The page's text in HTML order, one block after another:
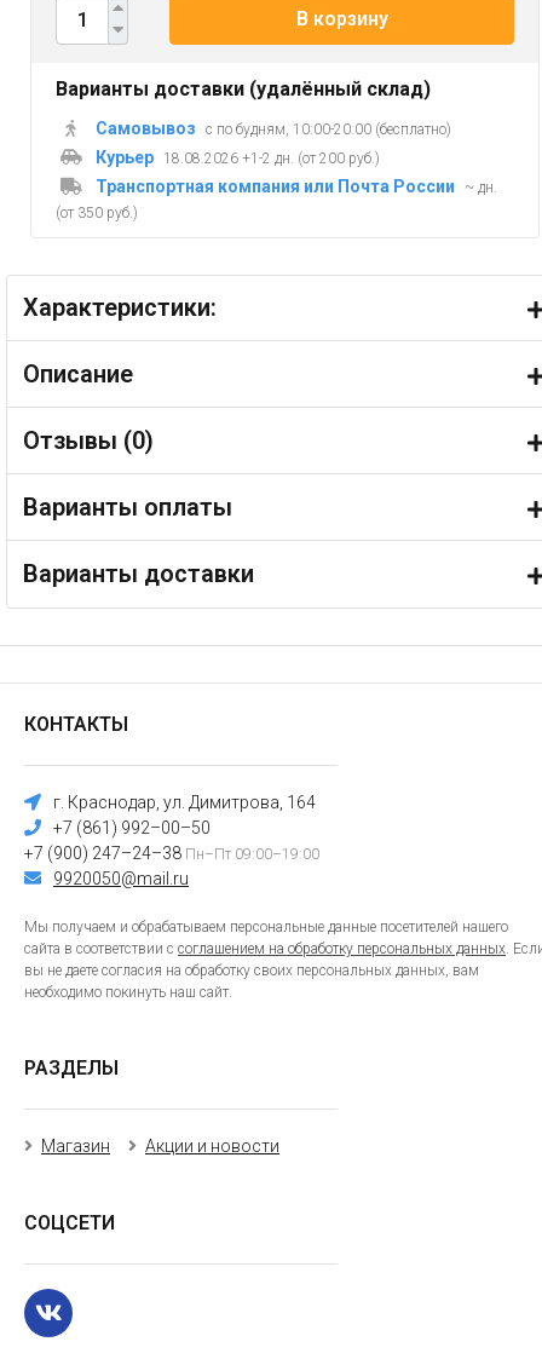
В корзину
Варианты доставки (удалённый склад)
Самовывоз с по будням, 10:00-20:00 (бесплатно)
Курьер 18.08.2026 +1-2 дн. (от 200 руб.)
Транспортная компания или Почта России
~ дн.
(от 350 руб.)
Характеристики:
Описание
Отзывы (0)
Варианты оплаты
Варианты доставки
КОНТАКТЫ
г. Краснодар, ул. Димитрова, 164
+7 (861) 992–00–50
+7 (900) 247–24–38 Пн–Пт 09:00–19:00
9920050@mail.ru
Мы получаем и обрабатываем персональные данные посетителей нашего
сайта в соответствии с соглашением на обработку персональных данных.
вы не даете согласия на обработку своих персональных данных, вам
необходимо покинуть наш сайт.
РАЗДЕЛЫ
Магазин Акции и новости
СОЦСЕТИ